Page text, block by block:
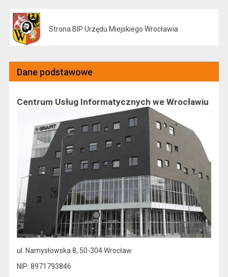
Strona BIP Urzędu Miejskiego Wrocławia
Dane podstawowe
Centrum Usług Informatycznych we Wrocławiu
ul. Namysłowska 8, 50-304 Wrocław
NIP: 8971793846